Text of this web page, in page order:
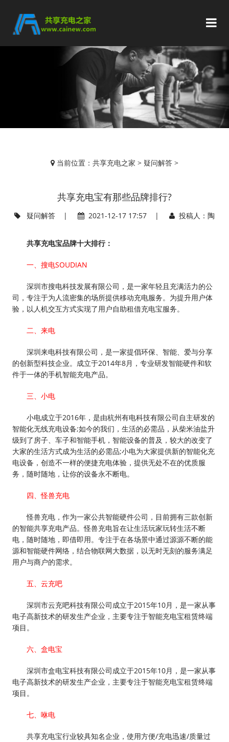
当前位置： 共享充电之家 > 疑问解答>
共享充电宝有那些品牌排行?
疑问解答| 2021-12-17 17:57 | 投稿人：陶
共享充电宝品牌十大排行：
一、搜电SOUDIAN
深圳市搜电科技发展有限公司，是一家年轻且充满活力的公
司，专注于为人流密集的场所提供移动充电服务。为提升用户体
验，以人机交互方式实现了用户自助租借充电宝服务。
二、来电
深圳来电科技有限公司，是一家提倡环保、智能、爱与分享
的创新型科技企业。成立于2014年8月，专业研发智能硬件和软
件于一体的手机智能充电产品。
三、小电
小电成立于2016年，是由杭州有电科技有限公司自主研发的
智能化无线充电设备;如今的我们，生活的必需品，从柴米油盐升
级到了房子、车子和智能手机，智能设备的普及，较大的改变了
大家的生活方式成为生活的必需品;小电为大家提供新的智能化充
电设备，创造不一样的便捷充电体验，提供无处不在的优质服
务，随时随地，让你的设备永不断电。
四、怪兽充电
怪兽充电，作为一家公共智能硬件公司，目前拥有三款创新
的智能共享充电产品。怪兽充电旨在让生活玩家玩转生活不断
电，随时随地，即借即用。专注于在各场景中通过源源不断的能
源和智能硬件网络，结合物联网大数据，以无时无刻的服务满足
用户与商户的需求。
五、云充吧
深圳市云充吧科技有限公司成立于2015年10月，是一家从事
电子高新技术的研发生产企业，主要专注于智能充电宝租赁终端
项目。
六、盒电宝
深圳市盒电宝科技有限公司成立于2015年10月，是一家从事
电子高新技术的研发生产企业，主要专注于智能充电宝租赁终端
项目。
七、咻电
共享充电宝行业较具知名企业，使用方便/充电迅速/质量过